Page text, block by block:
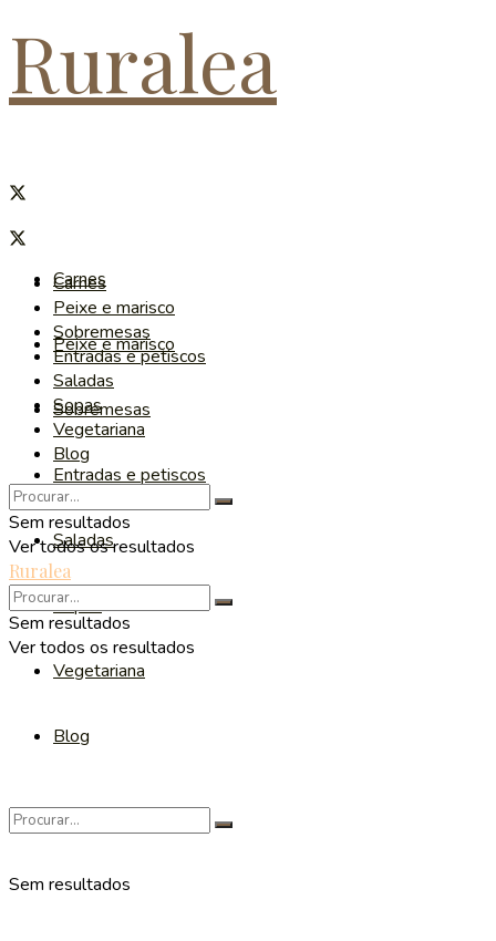
Ruralea
Carnes
Peixe e marisco
Sobremesas
Entradas e petiscos
Saladas
Sopas
Vegetariana
Blog
Sem resultados
Carnes
Peixe e marisco
Sobremesas
Entradas e petiscos
Saladas
Sopas
Vegetariana
Blog
Sem resultados
Ver todos os resultados
Ruralea
Sem resultados
Ver todos os resultados